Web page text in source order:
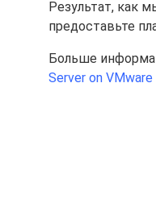
Результат, как
предоставьте
Больше
Server on VMware